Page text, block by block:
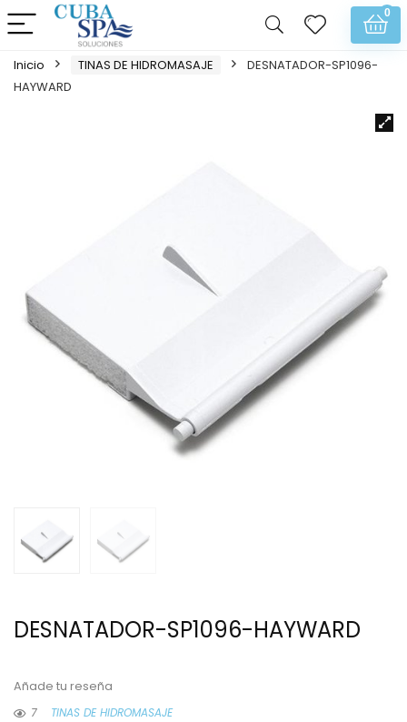
0
Inicio TINAS DE HIDROMASAJE
DESNATADOR-SP1096-
HAYWARD
DESNATADOR-SP1096-HAYWARD
Añade tu reseña
7
TINAS DE HIDROMASAJE